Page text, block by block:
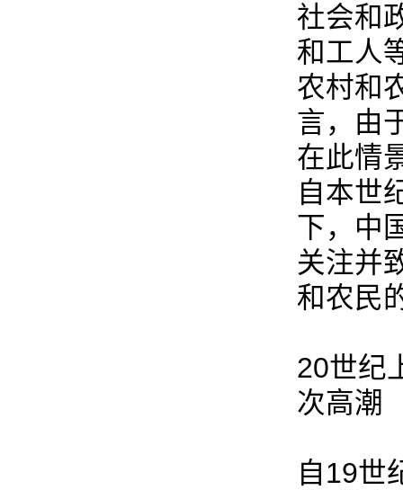
社会和
和工人
农村和
言，由
在此情
自本世
下，中
关注并
和农民
20世纪
次高潮
自19世